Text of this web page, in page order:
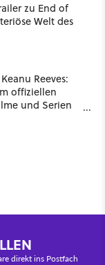
zu End of
Welt des
Reeves:
offiziellen
und Serien
direkt ins Postfach